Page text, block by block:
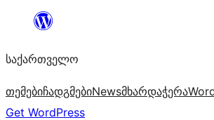
შიგთავსზე
საქართველო
თემებიჩადგმებიNewsმხარდაჭერა
Get WordPress